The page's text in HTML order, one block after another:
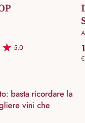
5,0
basta ricordare la
vini che